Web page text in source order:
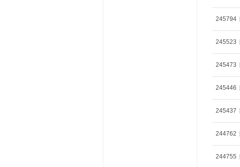
245794
245523
245473
245446
245437
244762
244755